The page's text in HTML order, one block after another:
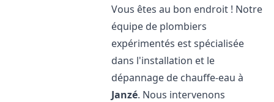
Vous êtes au bon endroit ! Notre
équipe de plombiers
expérimentés est spécialisée
dans l'installation et le
dépannage de chauffe-eau à
Janzé. Nous intervenons